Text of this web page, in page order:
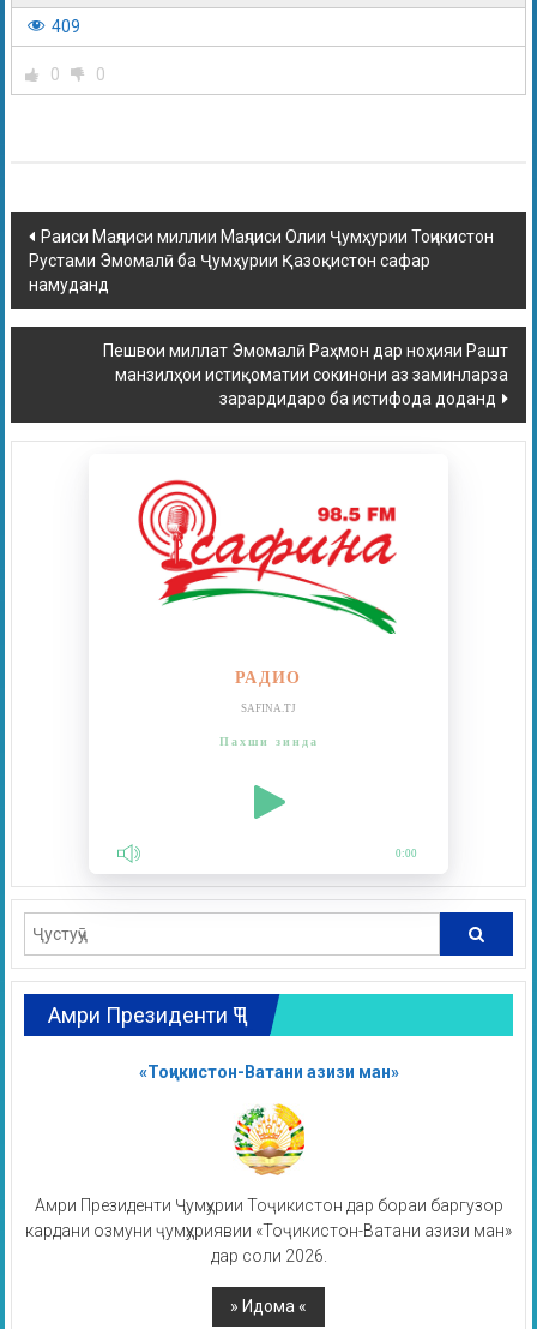
409
0 0
Раиси Маҷлиси миллии Маҷлиси Олии Ҷумҳурии Тоҷикистон
Рустами Эмомалӣ ба Ҷумҳурии Қазоқистон сафар
намуданд
Пешвои миллат Эмомалӣ Раҳмон дар ноҳияи Рашт
манзилҳои истиқоматии сокинони аз заминларза
зарардидаро ба истифода доданд
РАДИО
SAFINA.TJ
Пахши зинда
0:00
Амри Президенти ҶТ
«Тоҷикистон-Ватани азизи ман»
Амри Президенти Ҷумҳурии Тоҷикистон дар бораи баргузор
кардани озмуни ҷумҳуриявии «Тоҷикистон-Ватани азизи ман»
дар соли 2026.